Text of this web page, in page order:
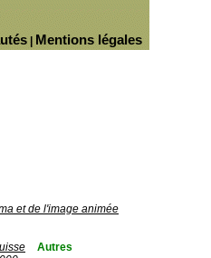
Mentions légales
et de l'image animée
Autres